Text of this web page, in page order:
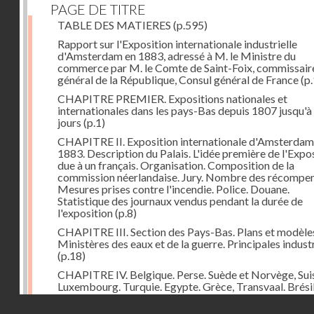
PAGE DE TITRE
TABLE DES MATIERES (p.595)
Rapport sur l'Exposition internationale industrielle
d'Amsterdam en 1883, adressé à M. le Ministre du
commerce par M. le Comte de Saint-Foix,
général de la République, Consul général de France
CHAPITRE PREMIER. Expositions nationales et
internationales dans les pays-Bas depuis 1807 jusqu'à
jours (p.1)
CHAPITRE II. Exposition internationale
1883. Description du Palais. L'idée première de
due à un français. Organisation. Composition de la
commission néerlandaise. Jury. Nombre des
Mesures prises contre l'incendie. Police. Douane.
Statistique des journaux vendus pendant la durée de
l'exposition(p.8)
CHAPITRE III. Section des Pays-Bas. Plans et
Ministères des eaux et de la guerre. Principales
(p.18)
CHAPITRE IV. Belgique. Perse. Suède et Norvège,
Luxembourg. Turquie. Egypte. Grèce, Transvaal.
Chine. Italie, Angleterre. Russie. Espagne. Autriche-